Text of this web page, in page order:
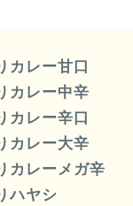
カレー甘口
カレー中辛
カレー辛口
カレー大辛
カレーメガ辛
ハヤシ